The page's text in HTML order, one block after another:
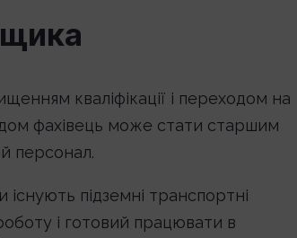
кваліфікації і переходом на
фахівець може стати старшим
персонал.
підземні транспортні
і готовий працювати в